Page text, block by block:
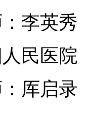
李英秀
民医院
厍启